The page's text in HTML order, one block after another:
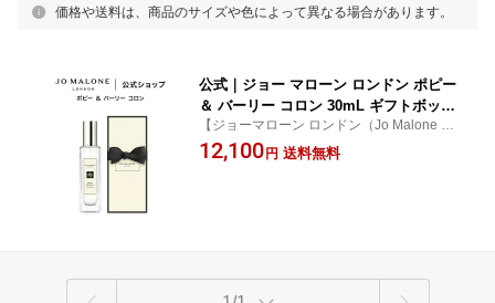
価格や送料は、商品のサイズや色によって異なる場合があります。
公式｜ジョー マローン ロンドン ポピー
＆ バーリー コロン 30mL ギフトボック
ス入り｜ジョーマローン 香水 フレグラ
ンス ギフト 送料無料 プレゼント 贈り
【ジョーマローン ロンドン（Jo Malone Lo
ndon）公式】【正規品】
12,100 円 送料無料